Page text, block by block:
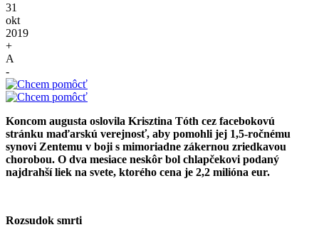
31
okt
2019
+
A
-
Koncom augusta oslovila Krisztina Tóth cez facebokovú
stránku maďarskú verejnosť, aby pomohli jej 1,5-ročnému
synovi Zentemu v boji s mimoriadne zákernou zriedkavou
chorobou. O dva mesiace neskôr bol chlapčekovi podaný
najdrahší liek na svete, ktorého cena je 2,2 milióna eur.
Rozsudok smrti